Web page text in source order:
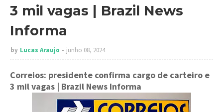
3 mil vagas | Brazil News
Informa
by Lucas Araujo junho 08, 2024
Correios: presidente confirma cargo de carteiro e
3 mil vagas | Brazil News Informa